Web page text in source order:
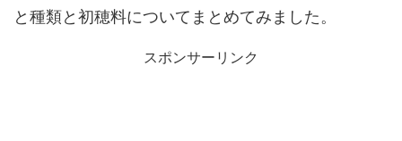
と種類と初穂料についてまとめてみました。
スポンサーリンク